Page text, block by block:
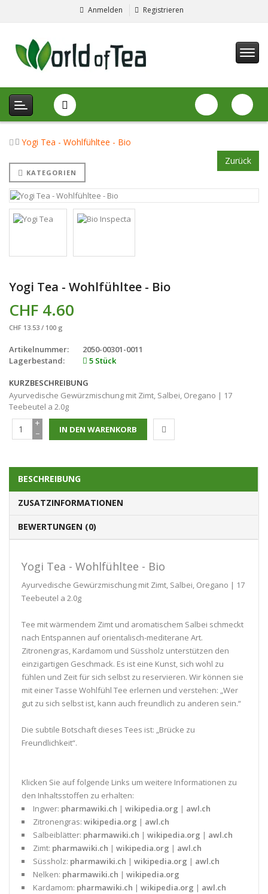
Anmelden Registrieren
Yogi Tea - Wohlfühltee - Bio
Zurück
KATEGORIEN
Yogi Tea - Wohlfühltee - Bio
CHF 4.60
CHF 13.53 / 100 g
Artikelnummer:
2050-00301-0011
Lagerbestand:
5 Stück
KURZBESCHREIBUNG
Ayurvedische Gewürzmischung mit Zimt, Salbei, Oregano | 17
Teebeutel a 2.0g
−
+
BESCHREIBUNG
ZUSATZINFORMATIONEN
BEWERTUNGEN (0)
Yogi Tea - Wohlfühltee - Bio
Ayurvedische Gewürzmischung mit Zimt, Salbei, Oregano | 17
Teebeutel a 2.0g
Tee mit wärmendem Zimt und aromatischem Salbei schmeckt
nach Entspannen auf orientalisch-mediterane Art.
Zitronengras, Kardamom und Süssholz unterstützen den
einzigartigen Geschmack. Es ist eine Kunst, sich wohl zu
fühlen und Zeit für sich selbst zu reservieren. Wir können sie
mit einer Tasse Wohlfühl Tee erlernen und verstehen: „Wer
gut zu sich selbst ist, kann auch freundlich zu anderen sein.“
Die subtile Botschaft dieses Tees ist: „Brücke zu
Freundlichkeit“.
Klicken Sie auf folgende Links um weitere Informationen zu
den Inhaltsstoffen zu erhalten:
Ingwer: pharmawiki.ch | wikipedia.org | awl.ch
Zitronengras: wikipedia.org | awl.ch
Salbeiblätter: pharmawiki.ch | wikipedia.org | awl.ch
Zimt: pharmawiki.ch | wikipedia.org | awl.ch
Süssholz: pharmawiki.ch | wikipedia.org | awl.ch
Nelken: pharmawiki.ch | wikipedia.org
Kardamom: pharmawiki.ch | wikipedia.org | awl.ch